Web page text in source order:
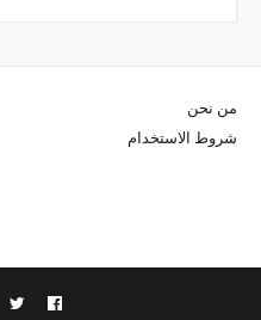
من نحن
شروط الاستخدام